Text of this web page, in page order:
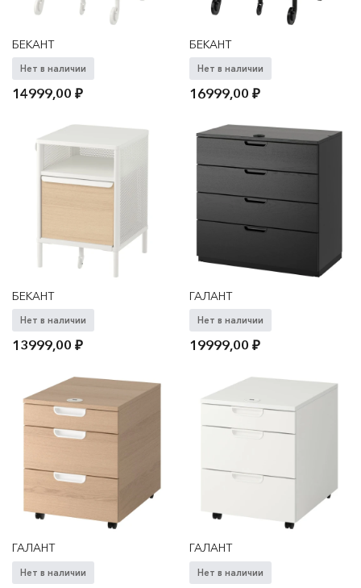
БЕКАНТ
Нет в наличии
14999,00₽
БЕКАНТ
Нет в наличии
16999,00₽
БЕКАНТ
Нет в наличии
13999,00₽
ГАЛАНТ
Нет в наличии
19999,00₽
ГАЛАНТ
Нет в наличии
ГАЛАНТ
Нет в наличии